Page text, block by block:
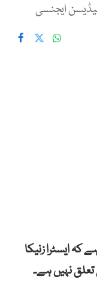
ایسٹرا زنیکا
نہیں ہے۔